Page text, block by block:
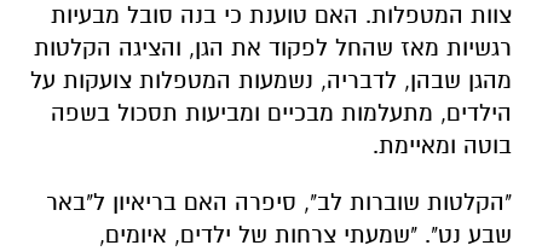
צוות המטפלות. האם טוענת כי בנה סובל מבעיות
רגשיות מאז שהחל לפקוד את הגן, והציגה הקלטות
מהגן שבהן, לדבריה, נשמעות המטפלות צועקות על
הילדים, מתעלמות מבכיים ומביעות תסכול בשפה
בוטה ומאיימת.
"הקלטות שוברות לב", סיפרה האם בריאיון ל"באר
שבע נט". "שמעתי צרחות של ילדים, איומים,